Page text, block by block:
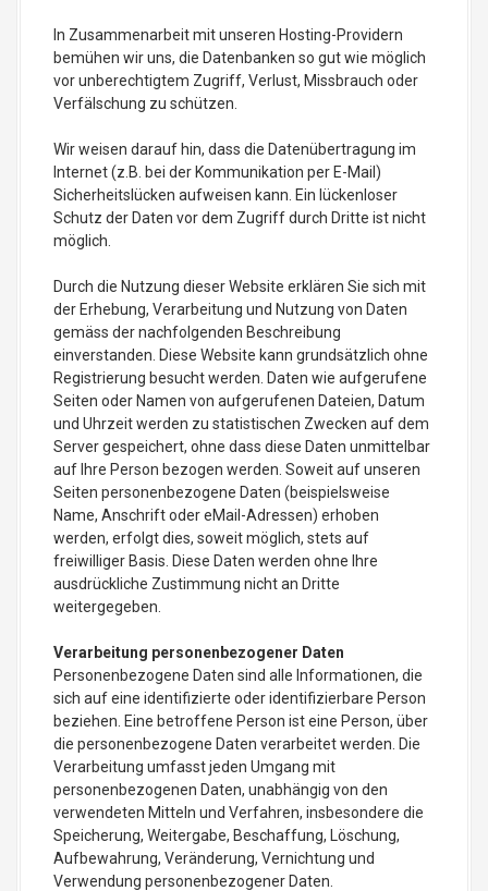
In Zusammenarbeit mit unseren Hosting-Providern
bemühen wir uns, die Datenbanken so gut wie möglich
vor unberechtigtem Zugriff, Verlust, Missbrauch oder
Verfälschung zu schützen.
Wir weisen darauf hin, dass die Datenübertragung im
Internet (z.B. bei der Kommunikation per E-Mail)
Sicherheitslücken aufweisen kann. Ein lückenloser
Schutz der Daten vor dem Zugriff durch Dritte ist nicht
möglich.
Durch die Nutzung dieser Website erklären Sie sich mit
der Erhebung, Verarbeitung und Nutzung von Daten
gemäss der nachfolgenden Beschreibung
einverstanden. Diese Website kann grundsätzlich ohne
Registrierung besucht werden. Daten wie aufgerufene
Seiten oder Namen von aufgerufenen Dateien, Datum
und Uhrzeit werden zu statistischen Zwecken auf dem
Server gespeichert, ohne dass diese Daten unmittelbar
auf Ihre Person bezogen werden. Soweit auf unseren
Seiten personenbezogene Daten (beispielsweise
Name, Anschrift oder eMail-Adressen) erhoben
werden, erfolgt dies, soweit möglich, stets auf
freiwilliger Basis. Diese Daten werden ohne Ihre
ausdrückliche Zustimmung nicht an Dritte
weitergegeben.
Verarbeitung personenbezogener Daten
Personenbezogene Daten sind alle Informationen, die
sich auf eine identifizierte oder identifizierbare Person
beziehen. Eine betroffene Person ist eine Person, über
die personenbezogene Daten verarbeitet werden. Die
Verarbeitung umfasst jeden Umgang mit
personenbezogenen Daten, unabhängig von den
verwendeten Mitteln und Verfahren, insbesondere die
Speicherung, Weitergabe, Beschaffung, Löschung,
Aufbewahrung, Veränderung, Vernichtung und
Verwendung personenbezogener Daten.